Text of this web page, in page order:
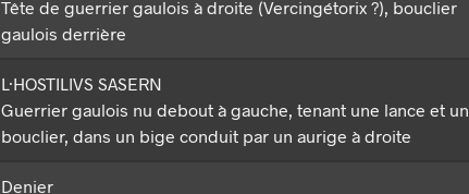
Tête de guerrier gaulois à droite (Vercingétorix ?), bouclier
gaulois derrière
L·HOSTILIVS SASERN
Guerrier gaulois nu debout à gauche, tenant une lance et un
bouclier, dans un bige conduit par un aurige à droite
Denier